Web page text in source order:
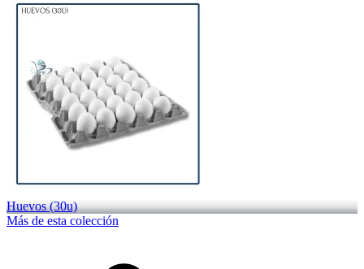
Huevos (30u)
Más de esta colección